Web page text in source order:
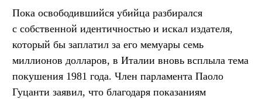
Пока освободившийся убийца разбирался
с собственной идентичностью и искал издателя,
который бы заплатил за его мемуары семь
миллионов долларов, в Италии вновь всплыла тема
покушения 1981 года. Член парламента Паоло
Гуцанти заявил, что благодаря показаниям